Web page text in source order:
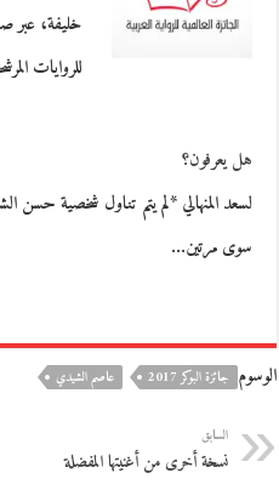
خليفة، عبر
للروايات
هل يعرفون؟
لسعد المنهالي *لم يتم تناول شخصية حسن
سوى مرتين…
الوسوم جائزة البوكر 2017 عاصم الشيدي
السابق
نسخة أخرى من أغنيتها المفضلة